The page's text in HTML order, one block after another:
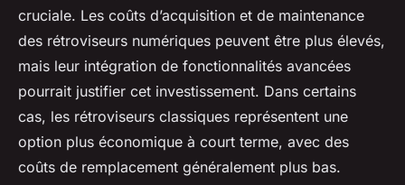
cruciale. Les coûts d’acquisition et de maintenance
des rétroviseurs numériques peuvent être plus élevés,
mais leur intégration de fonctionnalités avancées
pourrait justifier cet investissement. Dans certains
cas, les rétroviseurs classiques représentent une
option plus économique à court terme, avec des
coûts de remplacement généralement plus bas.